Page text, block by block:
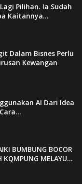
Pilihan. Ia Sudah
Kaitannya...
Dalam Bisnes Perlu
Kewangan
AI Dari Idea
BUMBUNG BOCOR
KQMPUNG MELAYU...